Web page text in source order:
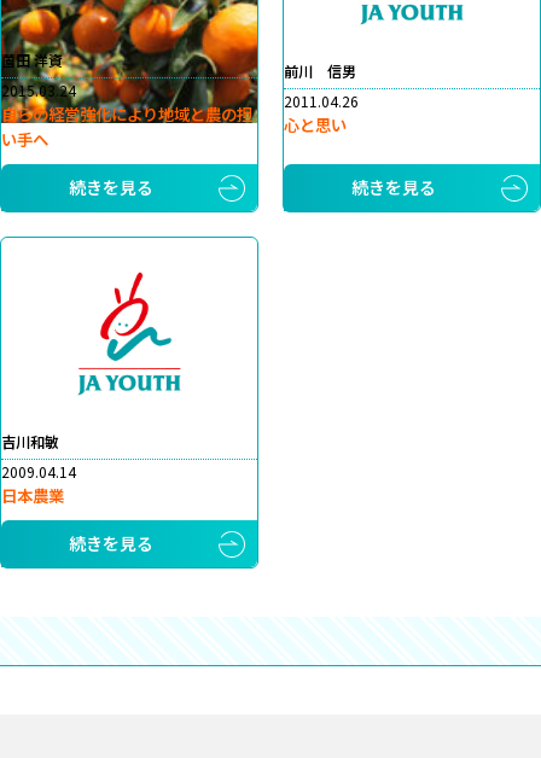
薗田 洋資
2015.03.24
自らの経営強化により地域と農の担
い手へ
続きを見る
前川 信男
2011.04.26
心と思い
続きを見る
吉川和敏
2009.04.14
日本農業
続きを見る